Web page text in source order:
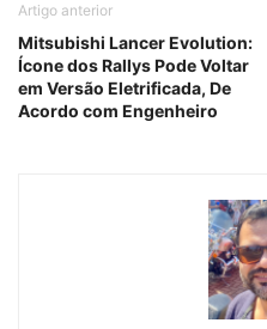
Artigo anterior
Mitsubishi Lancer Evolution:
Ícone dos Rallys Pode Voltar
em Versão Eletrificada, De
Acordo com Engenheiro